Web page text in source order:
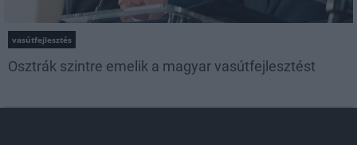
vasútfejlesztés
Osztrák szintre emelik a magyar vasútfejlesztést